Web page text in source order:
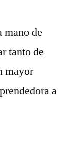
mano de
tanto de
mayor
a